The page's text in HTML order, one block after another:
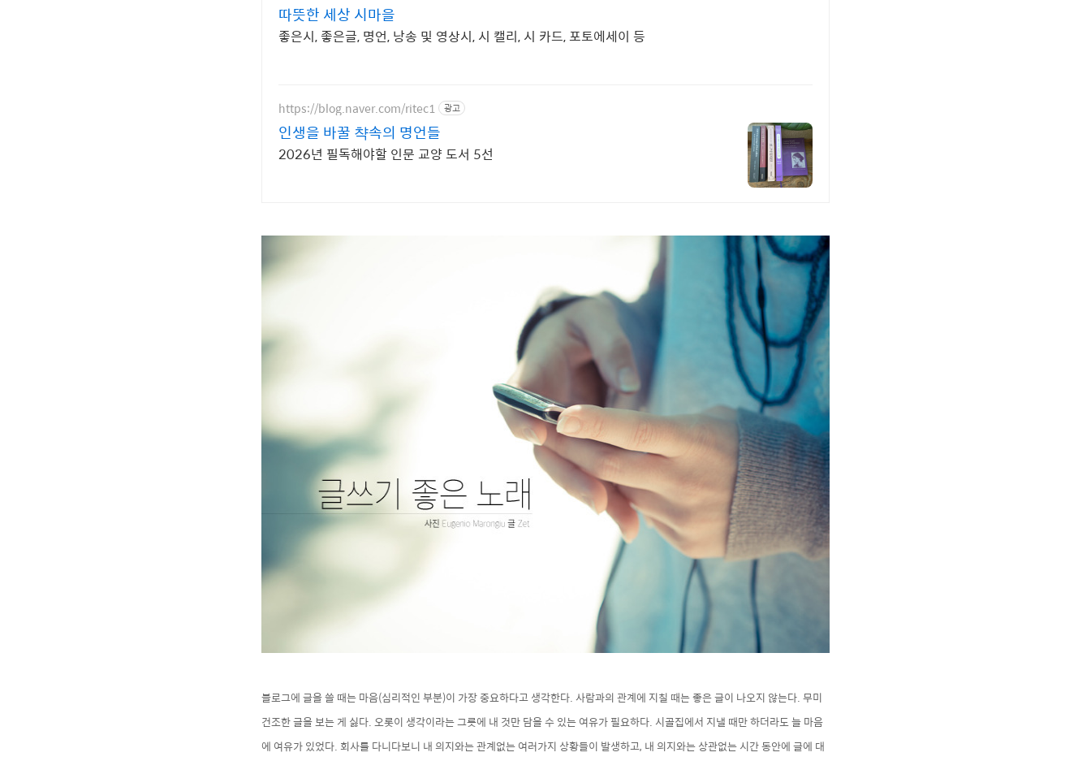
따뜻한 세상 시마을
좋은시, 좋은글, 명언, 낭송 및 영상시, 시 캘리, 시 카드, 포토에세이 등
https://blog.naver.com/ritec1 광고
인생을 바꿀 챡속의 명언들
2026년 필독해야할 인문 교양 도서 5선
블로그에 글을 쓸 때는마음(심리적인 부분)이 가장 중요하다고 생각한다. 사람과의 관계에 지칠 때는좋은 글이 나오지 않는다. 무미
건조한 글을 보는 게 싫다.오롯이 생각이라는 그릇에 내 것만 담을 수 있는 여유가 필요하다. 시골집에서 지낼 때만 하더라도 늘 마음
에 여유가 있었다. 회사를 다니다보니 내 의지와는 관계없는 여러가지 상황들이 발생하고, 내 의지와는 상관없는 시간 동안에글에 대